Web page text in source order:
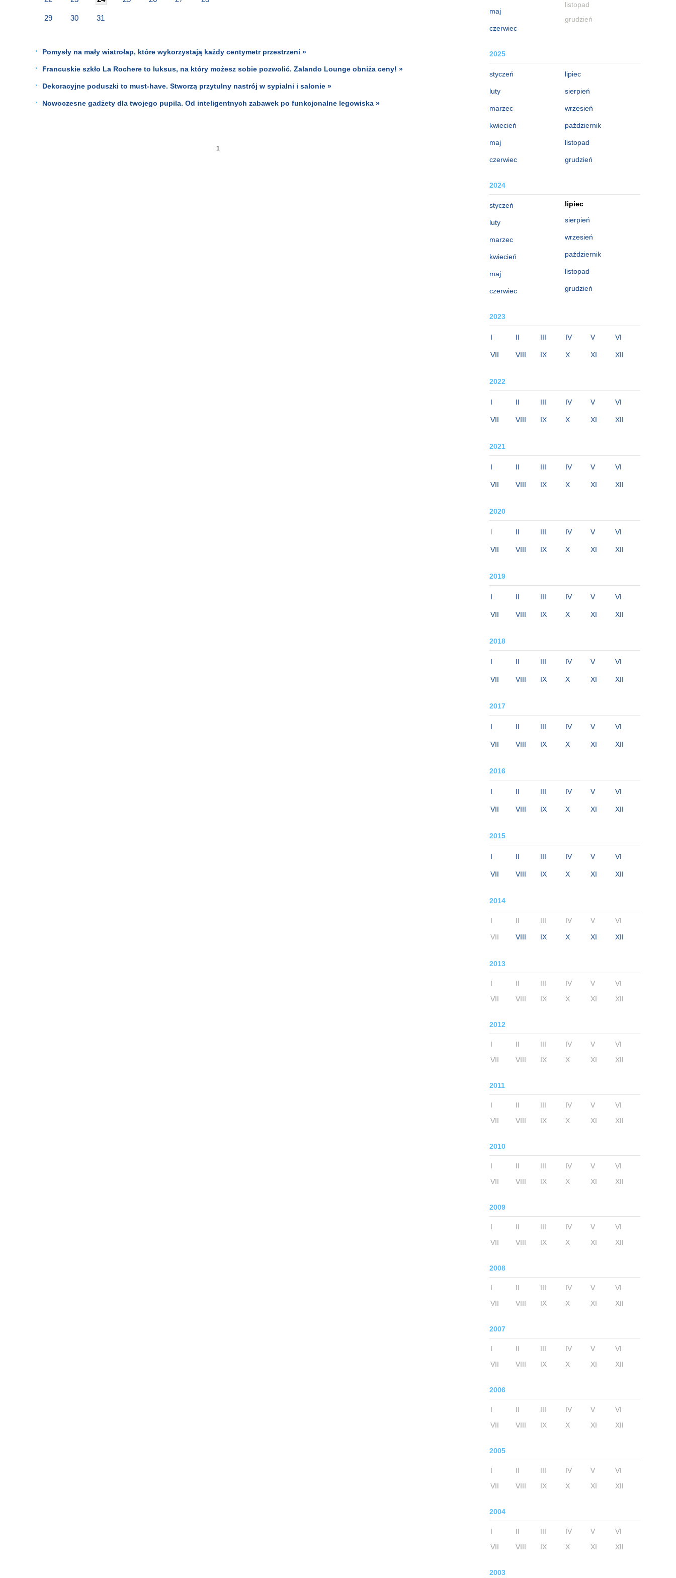
maj
czerwiec
listopad
grudzień
2025
styczeń
luty
marzec
kwiecień
maj
czerwiec
lipiec
sierpień
wrzesień
październik
listopad
grudzień
2024
styczeń
luty
marzec
kwiecień
maj
czerwiec
lipiec
sierpień
wrzesień
październik
listopad
grudzień
2023
I II III IV V VI
VII VIII IX X XI XII
2022
I II III IV V VI
VII VIII IX X XI XII
2021
I II III IV V VI
VII VIII IX X XI XII
2020
I II III IV V VI
VII VIII IX X XI XII
2019
I II III IV V VI
VII VIII IX X XI XII
2018
I II III IV V VI
VII VIII IX X XI XII
2017
I II III IV V VI
VII VIII IX X XI XII
2016
I II III IV V VI
VII VIII IX X XI XII
2015
I II III IV V VI
VII VIII IX X XI XII
2014
I II III IV V VI
VII VIII IX X XI XII
2013
I II III IV V
VI
VII
VIII IX X XI XII
2012
I II III IV V
VI
VII
VIII IX X XI XII
2011
I II III IV V
VI
VII
VIII IX X XI XII
2010
I II III IV V
VI
VII
VIII IX X XI XII
2009
I II III IV V
VI
VII
VIII IX X XI XII
2008
I II III IV V
VI
VII
VIII IX X XI XII
2007
I II III IV V
VI
VII
VIII IX X XI XII
2006
I II III IV V
VI
VII
VIII IX X XI XII
2005
I II III IV V
VI
VII
VIII IX X XI XII
2004
I II III IV V
VI
VII
VIII IX X XI XII
2003
29 30 31
Pomysły na mały wiatrołap, które wykorzystają każdy centymetr przestrzeni »
Francuskie szkło La Rochere to luksus, na który możesz sobie pozwolić. Zalando Lounge obniża ceny! »
Dekoracyjne poduszki to must-have. Stworzą przytulny nastrój w sypialni i salonie »
Nowoczesne gadżety dla twojego pupila. Od inteligentnych zabawek po funkcjonalne legowiska »
1